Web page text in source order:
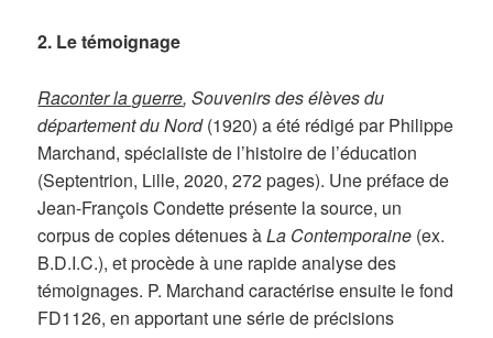
2. Le témoignage
Raconter la guerre, Souvenirs des élèves du
département du Nord(1920) a été rédigé par Philippe
Marchand, spécialiste de l’histoire de l’éducation
(Septentrion, Lille, 2020, 272 pages). Une préface de
Jean-François Condette présente la source, un
corpus de copies détenues àLa Contemporaine (ex.
B.D.I.C.), et procède à une rapide analyse des
témoignages. P. Marchand caractérise ensuite le fond
FD1126, en apportant une série de précisions